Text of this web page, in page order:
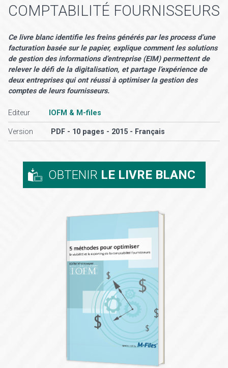
COMPTABILITÉ FOURNISSEURS
Ce livre blanc identifie les freins générés par les process d’une
facturation basée sur le papier, explique comment les solutions
de gestion des informations d’entreprise (EIM) permettent de
relever le défi de la digitalisation, et partage l’expérience de
deux entreprises qui ont réussi à optimiser la gestion des
comptes de leurs fournisseurs.
Editeur IOFM & M-files
Version PDF - 10 pages - 2015 - Français
OBTENIR LE LIVRE BLANC